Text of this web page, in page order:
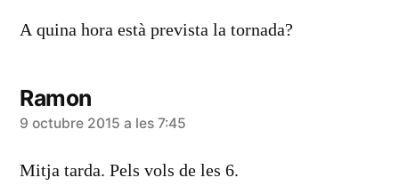
A quina hora està prevista la tornada?
Ramon
diu:
9 octubre 2015 a les 7:45
Mitja tarda. Pels vols de les 6.